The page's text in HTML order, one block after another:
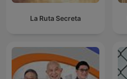
La Ruta Secreta